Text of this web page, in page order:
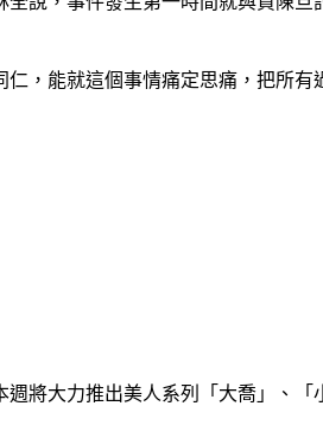
，能就這個事情痛定思痛，把所
將大力推出美人系列「大喬」、